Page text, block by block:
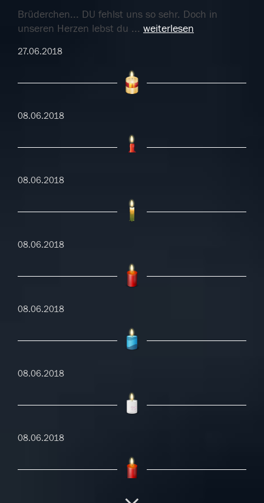
Brüderchen... DU fehlst uns so sehr. Doch in
unseren Herzen lebst du ... weiterlesen
27.06.2018
08.06.2018
08.06.2018
08.06.2018
08.06.2018
08.06.2018
08.06.2018